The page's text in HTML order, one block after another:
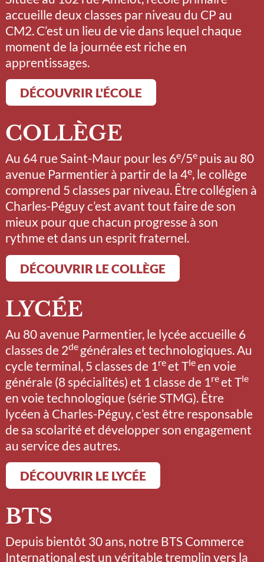
accueille deux classes par niveau du CP au
CM2. C’est un lieu de vie dans lequel chaque
moment de la journée est riche en
apprentissages.
DÉCOUVRIR L'ÉCOLE
COLLÈGE
Au 64 rue Saint-Maur pour les 6e/5e puis au 80
avenue Parmentier à partir de la 4e, le collège
comprend 5 classes par niveau. Être collégien à
Charles-Péguy c’est avant tout faire de son
mieux pour que chacun progresse à son
rythme et dans un esprit fraternel.
DÉCOUVRIR LE COLLÈGE
LYCÉE
Au 80 avenue Parmentier, le lycée accueille 6
classes de 2de générales et technologiques. Au
cycle terminal, 5 classes de 1 reet Tleen voie
générale (8 spécialités) et 1 classe de 1 reet Tle
en voie technologique (série STMG). Être
lycéen à Charles-Péguy, c’est être responsable
de sa scolarité et développer son engagement
au service des autres.
DÉCOUVRIR LE LYCÉE
BTS
Depuis bientôt 30 ans, notre BTS Commerce
International est un véritable tremplin vers la